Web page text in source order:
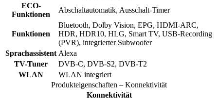
ECO-
Funktionen
Abschaltautomatik, Ausschalt-Timer
Funktionen
Bluetooth, Dolby Vision, EPG, HDMI-ARC,
HDR, HDR10, HLG, Smart TV, USB-Recording
(PVR), integrierter Subwoofer
Sprachassistent Alexa
TV-Tuner
DVB-C, DVB-S2, DVB-T2
WLAN
WLAN integriert
Produkteigenschaften – Konnektivität
Konnektivität